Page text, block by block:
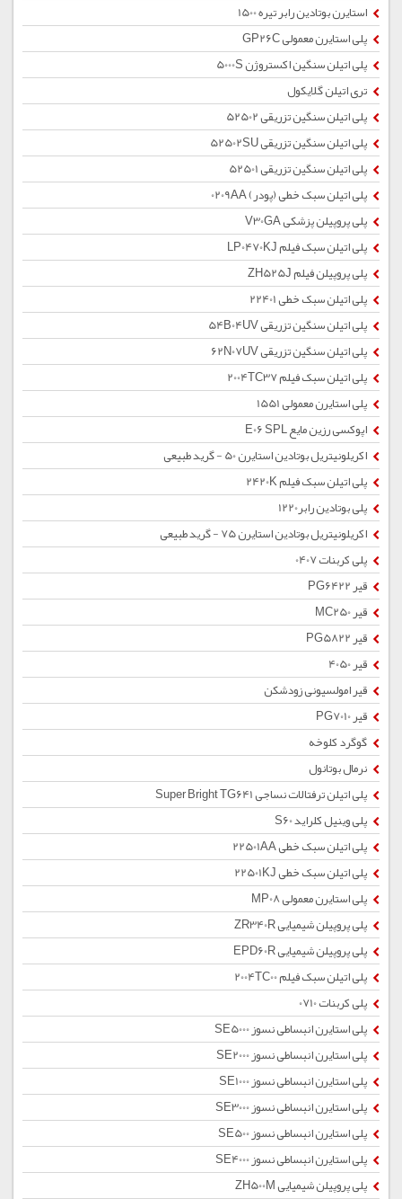
استایرن بوتادین رابر تیره 1500
پلی استایرن معمولی GP26C
پلی اتیلن سنگین اکستروژن 5000S
تری اتیلن گلایکول
پلی اتیلن سنگین تزریقی 52502
پلی اتیلن سنگین تزریقی 52502SU
پلی اتیلن سنگین تزریقی 52501
پلی اتیلن سبک خطی (پودر) 0209AA
پلی پروپیلن پزشکی V30GA
پلی اتیلن سبک فیلم LP0470KJ
پلی پروپیلن فیلم ZH525J
پلی اتیلن سبک خطی 22401
پلی اتیلن سنگین تزریقی 54B04UV
پلی اتیلن سنگین تزریقی 62N07UV
پلی اتیلن سبک فیلم 2004TC37
پلی استایرن معمولی 1551
اپوکسی رزین مایع E06 SPL
اکریلونیتریل بوتادین استایرن 50 - گرید طبیعی
پلی اتیلن سبک فیلم 2420K
پلی بوتادین رابر1220
اکریلونیتریل بوتادین استایرن 75 - گرید طبیعی
پلی کربنات 0407
قیر PG6422
قیر MC250
قیر PG5822
قیر 4050
قیر امولسیونی زودشکن
قیر PG7010
گوگرد کلوخه
نرمال بوتانول
پلی اتیلن ترفتالات نساجی Super Bright TG641
پلی وینیل کلراید S60
پلی اتیلن سبک خطی 22501AA
پلی اتیلن سبک خطی 22501KJ
پلی استایرن معمولی MP08
پلی پروپیلن شیمیایی ZR340R
پلی پروپیلن شیمیایی EPD60R
پلی اتیلن سبک فیلم 2004TC00
پلی کربنات 0710
پلی استایرن انبساطی نسوز SE5000
پلی استایرن انبساطی نسوز SE2000
پلی استایرن انبساطی نسوز SE1000
پلی استایرن انبساطی نسوز SE3000
پلی استایرن انبساطی نسوز SE500
پلی استایرن انبساطی نسوز SE4000
پلی پروپیلن شیمیایی ZH500M